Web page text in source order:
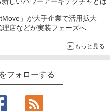
しいパワーアーキテクチャとは
」が大手企業で活用拡大
店などが実装フェーズへ
もっと見る
フォローする